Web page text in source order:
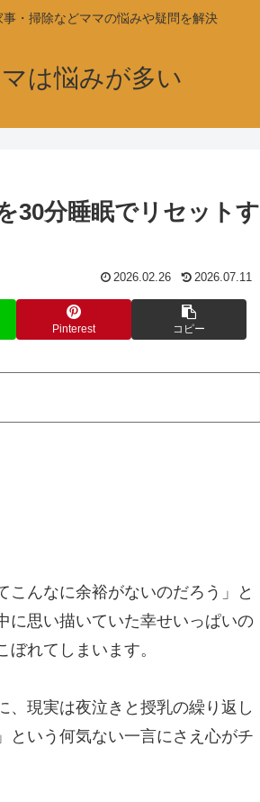
事・掃除などママの悩みや疑問を解決
は悩みが多い
30分睡眠でリセットす
2026.02.26 2026.07.11
Pinterest コピー
んなに余裕がないのだろう」と
に思い描いていた幸せいっぱいの
れてしまいます。
、現実は夜泣きと授乳の繰り返し
という何気ない一言にさえ心がチ